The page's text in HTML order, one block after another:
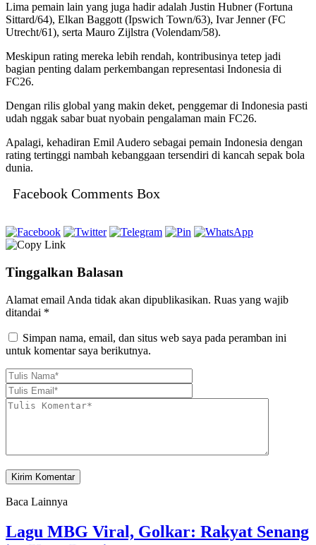
Lima pemain lain yang juga hadir adalah Justin Hubner (Fortuna
Sittard/64), Elkan Baggott (Ipswich Town/63), Ivar Jenner (FC
Utrecht/61), serta Mauro Zijlstra (Volendam/58).
Meskipun rating mereka lebih rendah, kontribusinya tetep jadi
bagian penting dalam perkembangan representasi Indonesia di
FC26.
Dengan rilis global yang makin deket, penggemar di Indonesia pasti
udah nggak sabar buat nyobain pengalaman main FC26.
Apalagi, kehadiran Emil Audero sebagai pemain Indonesia dengan
rating tertinggi nambah kebanggaan tersendiri di kancah sepak bola
dunia.
Facebook Comments Box
Tinggalkan Balasan
Alamat email Anda tidak akan dipublikasikan. Ruas yang wajib
ditandai *
Simpan nama, email, dan situs web saya pada peramban ini
untuk komentar saya berikutnya.
Baca Lainnya
Lagu MBG Viral, Golkar: Rakyat Senang